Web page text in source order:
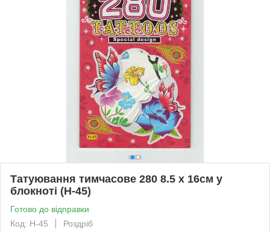
Татуювання тимчасове 280 8.5 х 16см у
блокноті (H-45)
Готово до відправки
Код: H-45
Роздріб